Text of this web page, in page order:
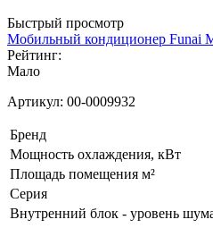
Быстрый просмотр
Мобильный кондиционер Funai
Рейтинг:
Мало
Артикул: 00-0009932
Бренд
Мощность охлаждения, кВт
Площадь помещения м²
Серия
Внутренний блок - уровень